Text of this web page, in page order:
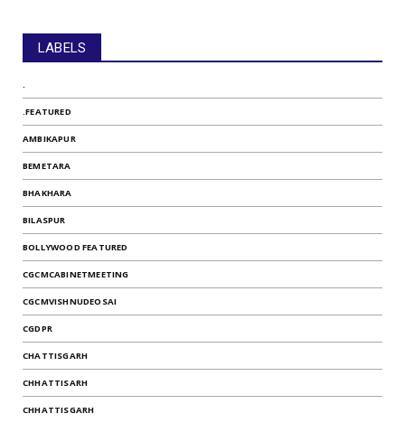
LABELS
.
.FEATURED
AMBIKAPUR
BEMETARA
BHAKHARA
BILASPUR
BOLLYWOOD FEATURED
CGCMCABINETMEETING
CGCMVISHNUDEOSAI
CGDPR
CHATTISGARH
CHHATTISARH
CHHATTISGARH